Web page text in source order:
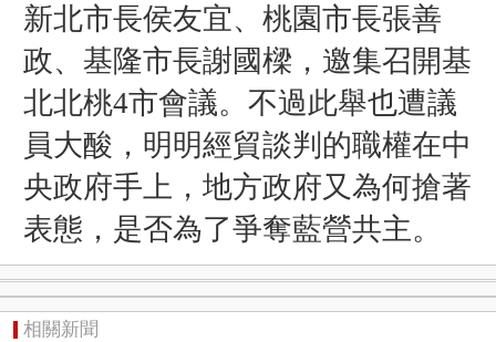
新北市長侯友宜、桃園市長張善
政、基隆市長謝國樑，邀集召開基
北北桃4市會議。不過此舉也遭議
員大酸， 明明經貿談判的職權在中
央政府手上，地方政府又為何搶著
表態， 是否為了爭奪藍營共主。
相關新聞